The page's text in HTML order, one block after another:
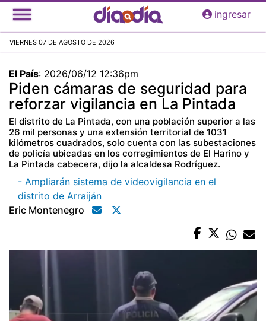
Pasar
al
principal
ingresar
VIERNES 07 DE AGOSTO DE 2026
El País: 2026/06/12 12:36pm
Piden cámaras de seguridad para
reforzar vigilancia en La Pintada
El distrito de La Pintada, con una población superior a las
26 mil personas y una extensión territorial de 1031
kilómetros cuadrados, solo cuenta con las subestaciones
de policía ubicadas en los corregimientos de El Harino y
La Pintada cabecera, dijo la alcaldesa Rodríguez.
- Ampliarán sistema de videovigilancia en el
distrito de Arraiján
Eric Montenegro